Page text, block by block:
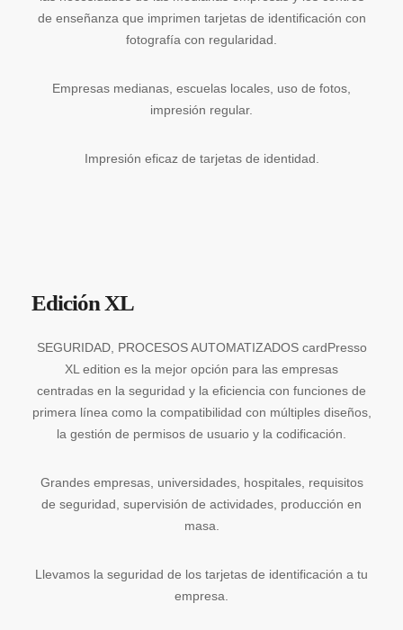
de enseñanza que imprimen tarjetas de identificación con
fotografía con regularidad.
Empresas medianas, escuelas locales, uso de fotos,
impresión regular.
Impresión eficaz de tarjetas de identidad.
Edición XL
SEGURIDAD, PROCESOS AUTOMATIZADOS cardPresso
XL edition es la mejor opción para las empresas
centradas en la seguridad y la eficiencia con funciones de
primera línea como la compatibilidad con múltiples diseños,
la gestión de permisos de usuario y la codificación.
Grandes empresas, universidades, hospitales, requisitos
de seguridad, supervisión de actividades, producción en
masa.
Llevamos la seguridad de los tarjetas de identificación a tu
empresa.